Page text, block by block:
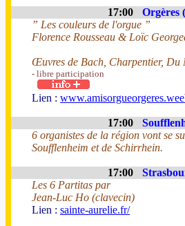
17:00 Orgères
” Les couleurs de l'orgue ”
Florence Rousseau & Loïc
Œuvres de Bach, Charpentier, Du
- libre participation
Lien :
17:00
6 organistes de la région vont se
Soufflenheim et de Schirrhein.
17:00
Les 6 Partitas par
Jean-Luc Ho (clavecin)
Lien : sainte-aurelie.fr/